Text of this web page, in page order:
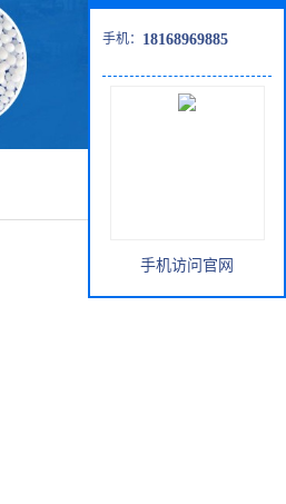
手机： 18168969885
手机访问官网